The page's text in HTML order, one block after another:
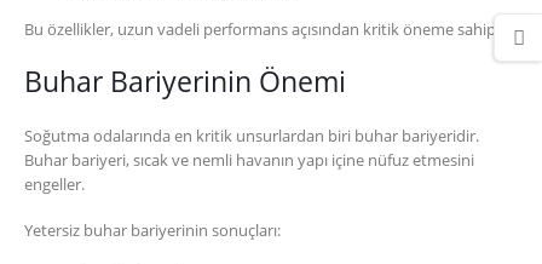
Bu özellikler, uzun vadeli performans açısından kritik öneme sahiptir.
Buhar Bariyerinin Önemi
Soğutma odalarında en kritik unsurlardan biri buhar bariyeridir.
Buhar bariyeri, sıcak ve nemli havanın yapı içine nüfuz etmesini
engeller.
Yetersiz buhar bariyerinin sonuçları: